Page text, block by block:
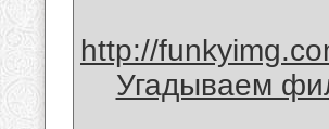
http://
Угадываем